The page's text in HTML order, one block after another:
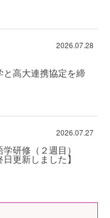
2026.07.28
と高大連携協定を締
2026.07.27
研修（２週目）
更新しました】